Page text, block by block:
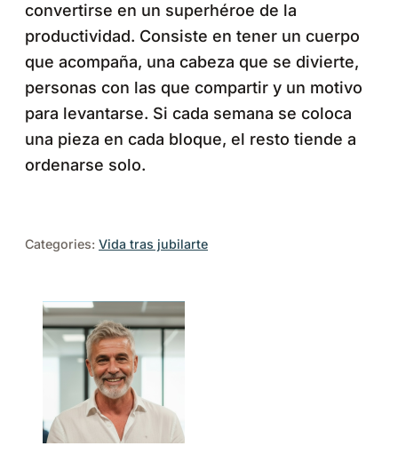
convertirse en un superhéroe de la
productividad. Consiste en tener un cuerpo
que acompaña, una cabeza que se divierte,
personas con las que compartir y un motivo
para levantarse. Si cada semana se coloca
una pieza en cada bloque, el resto tiende a
ordenarse solo.
Categories: Vida tras jubilarte